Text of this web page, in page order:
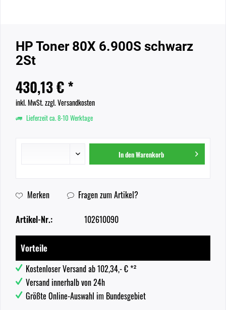
HP Toner 80X 6.900S schwarz
2St
430,13 € *
inkl. MwSt.zzgl. Versandkosten
Lieferzeit ca. 8-10 Werktage
In denWarenkorb
Merken Fragen zum Artikel?
Artikel-Nr.: 102610090
Vorteile
Kostenloser Versand ab 102,34,- € *²
Versand innerhalb von 24h
Größte Online-Auswahl im Bundesgebiet